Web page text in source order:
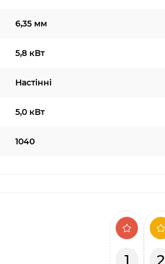
6,35 мм
5,8 кВт
Настінні
5,0 кВт
1040
1 2